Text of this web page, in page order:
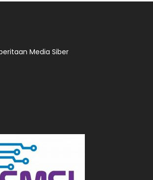
Media Siber